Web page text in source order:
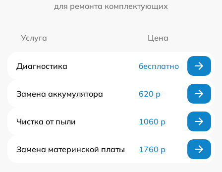
для ремонта комплектующих
Услуга Цена
Диагностика бесплатно
Замена аккумулятора 620 р
Чистка от пыли 1060 р
Замена материнской платы 1760 р